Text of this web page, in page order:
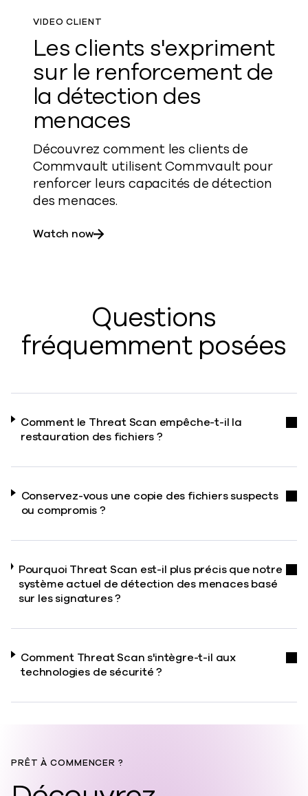
VIDEO CLIENT
Les clients s'expriment
sur le renforcement de
la détection des
menaces
Découvrez comment les clients de
Commvault utilisent Commvault pour
renforcer leurs capacités de détection
des menaces.
Watch nowabout Des clients s'expriment sur le
Questions
fréquemment posées
Comment le Threat Scan empêche-t-il la
restauration des fichiers ?
Conservez-vous une copie des fichiers suspects
ou compromis ?
Pourquoi Threat Scan est-il plus précis que notre
système actuel de détection des menaces basé
sur les signatures ?
Comment Threat Scan s'intègre-t-il aux
technologies de sécurité ?
PRÊT À COMMENCER ?